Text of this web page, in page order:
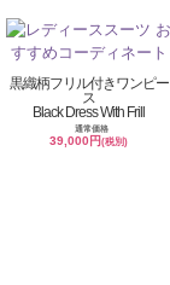
黒織柄フリル付きワンピー
ス
Black Dress With Frill
通常価格
39,000円(税別)